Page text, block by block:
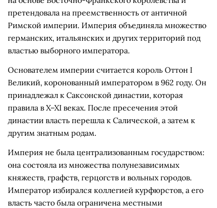
претендовала на преемственность от античной
Римской империи. Империя объединяла множество
германских, итальянских и других территорий под
властью выборного императора.
Основателем империи считается король Оттон I
Великий, коронованный императором в 962 году. Он
принадлежал к Саксонской династии, которая
правила в X–XI веках. После пресечения этой
династии власть перешла к Салической, а затем к
другим знатным родам.
Империя не была централизованным государством:
она состояла из множества полунезависимых
княжеств, графств, герцогств и вольных городов.
Император избирался коллегией курфюрстов, а его
власть часто была ограничена местными